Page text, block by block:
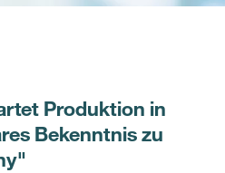
Produktion in
Bekenntnis zu